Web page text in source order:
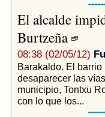
El alcalde
Burtzeña
08:38 (02/05/12)
Barakaldo. El
desaparecer las
municipio, Tontxu
con lo que los...